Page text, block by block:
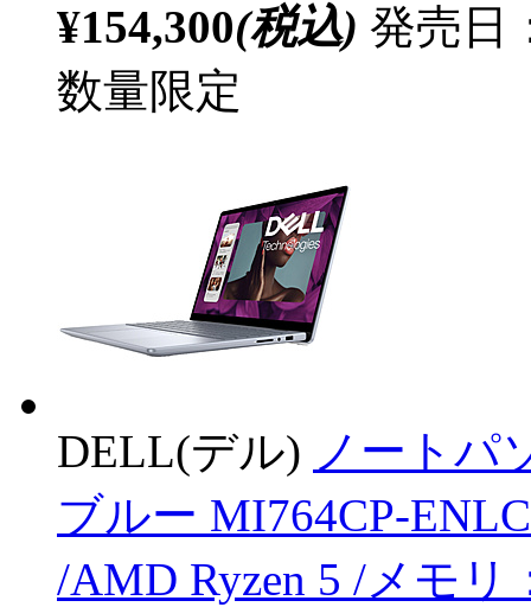
¥154,300(税込) 発売日
数量限定
DELL(デル) ノートパ
ブルー MI764CP-
/AMD Ryzen 5 /メモリ